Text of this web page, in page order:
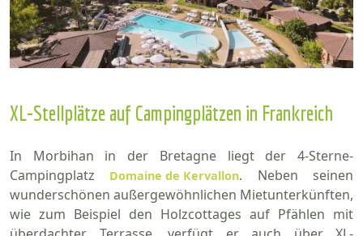
XL-Stellplätze auf Campingplätzen in Frankreich
In Morbihan in der Bretagne liegt der 4-Sterne-
Campingplatz
Domaine de Kervallon. Neben seinen
wunderschönen außergewöhnlichen Mietunterkünften,
wie zum Beispiel den Holzcottages auf Pfählen mit